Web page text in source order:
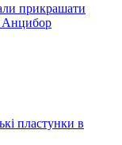
прикрашати
Анцибор
пластунки в